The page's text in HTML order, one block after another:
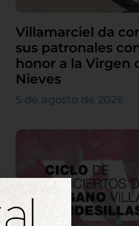
Villamarciel da
sus patronales
honor a la Virgen
Nieves
5 de agosto de 2026